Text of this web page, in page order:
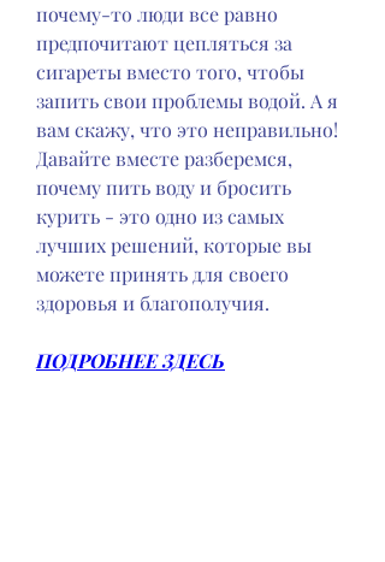
почему-то люди все равно
предпочитают цепляться за
сигареты вместо того, чтобы
запить свои проблемы водой. А я
вам скажу, что это неправильно!
Давайте вместе разберемся,
почему пить воду и бросить
курить - это одно из самых
лучших решений, которые вы
можете принять для своего
здоровья и благополучия.
ПОДРОБНЕЕ ЗДЕСЬ